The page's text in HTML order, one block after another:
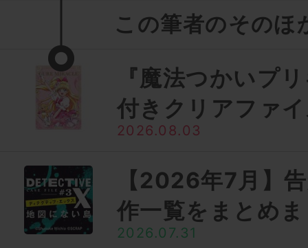
この筆者のそのほ
『魔法つかいプ
付きクリアファ
2026.08.03
【2026年7月】
作一覧をまとめ
2026.07.31